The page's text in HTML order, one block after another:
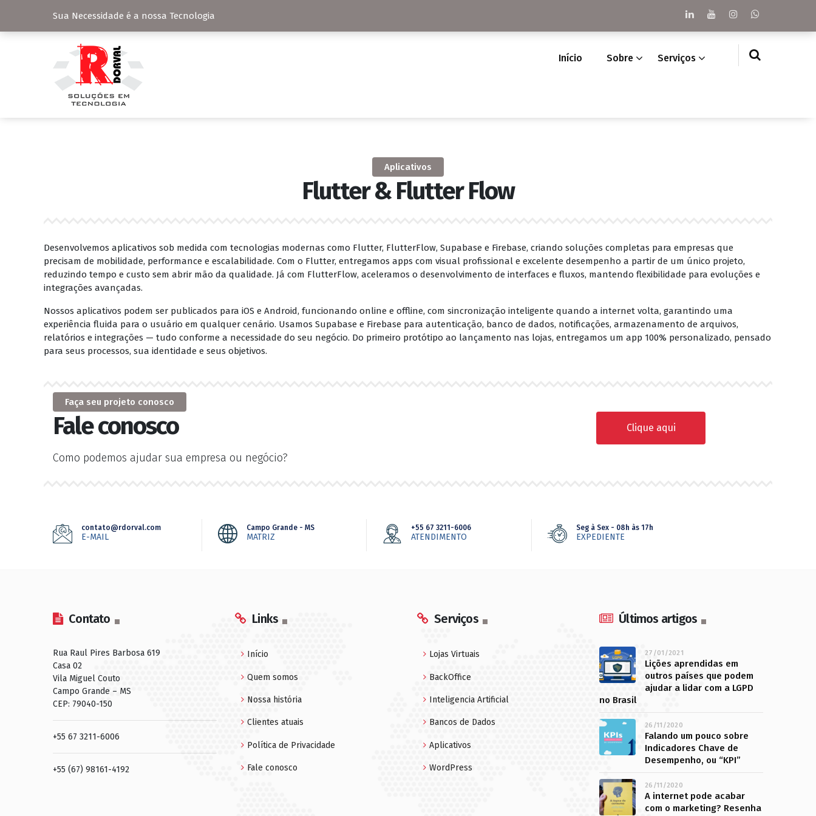
Sua Necessidade é a nossa Tecnologia
Início Sobre Serviços
Aplicativos
Flutter & Flutter Flow
Desenvolvemos aplicativos sob medida com tecnologias modernas como Flutter, FlutterFlow, Supabase e Firebase, criando soluções completas para empresas que
precisam de mobilidade, performance e escalabilidade. Com o Flutter, entregamos apps com visual profissional e excelente desempenho a partir de um único projeto,
reduzindo tempo e custo sem abrir mão da qualidade. Já com FlutterFlow, aceleramos o desenvolvimento de interfaces e fluxos, mantendo flexibilidade para evoluções e
integrações avançadas.
Nossos aplicativos podem ser publicados para iOS e Android, funcionando online e offline, com sincronização inteligente quando a internet volta, garantindo uma
experiência fluida para o usuário em qualquer cenário. Usamos Supabase e Firebase para autenticação, banco de dados, notificações, armazenamento de arquivos,
relatórios e integrações — tudo conforme a necessidade do seu negócio. Do primeiro protótipo ao lançamento nas lojas, entregamos um app 100% personalizado, pensado
para seus processos, sua identidade e seus objetivos.
Faça seu projeto conosco
Fale conosco
Como podemos ajudar sua empresa ou negócio?
Clique aqui
contato@rdorval.com
E-MAIL
Campo Grande - MS
MATRIZ
+55 67 3211-6006
ATENDIMENTO
Seg à Sex - 08h às 17h
EXPEDIENTE
Contato
Rua Raul Pires Barbosa 619
Casa 02
Vila Miguel Couto
Campo Grande – MS
CEP: 79040-150
+55 67 3211-6006
+55 (67) 98161-4192
Links
Início
Quem somos
Nossa história
Clientes atuais
Política de Privacidade
Fale conosco
Serviços
Lojas Virtuais
BackOffice
Inteligencia Artificial
Bancos de Dados
Aplicativos
WordPress
Últimos artigos
27/01/2021
Lições aprendidas em
outros países que podem
ajudar a lidar com a LGPD
no Brasil
26/11/2020
Falando um pouco sobre
Indicadores Chave de
Desempenho, ou “KPI”
26/11/2020
A internet pode acabar
com o marketing? Resenha